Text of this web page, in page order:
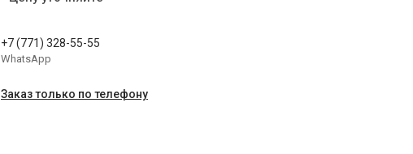
+7 (771) 328-55-55
WhatsApp
Заказ только по телефону